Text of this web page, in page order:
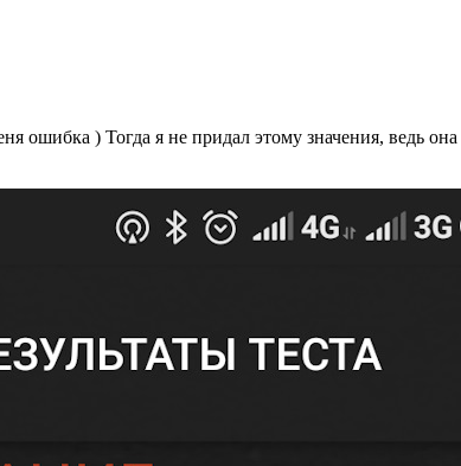
ошибка ) Тогда я не придал этому значения, ведь